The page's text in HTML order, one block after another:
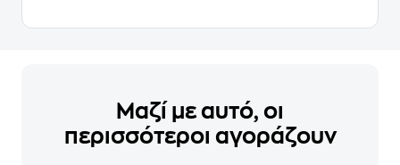
Μαζί με αυτό, οι
περισσότεροι αγοράζουν